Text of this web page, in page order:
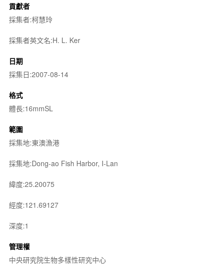
貢獻者
採集者:柯慧玲
採集者英文名:H. L. Ker
日期
採集日:2007-08-14
格式
體長:16mmSL
範圍
採集地:東澳漁港
採集地:Dong-ao Fish Harbor, I-Lan
緯度:25.20075
經度:121.69127
深度:1
管理權
中央研究院生物多樣性研究中心